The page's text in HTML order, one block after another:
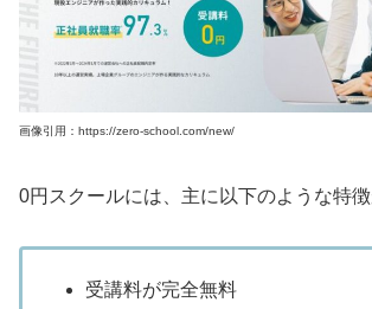
画像引用：https://zero-school.com/new/
0円スクールには、主に以下のような特徴
受講料が完全無料